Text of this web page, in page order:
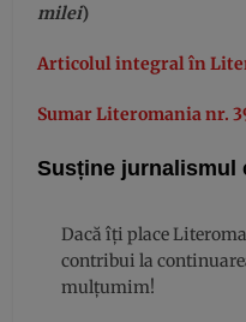
milei)
Articolul integral în
Sumar Literomania nr.
Susține jurnalismul
Dacă îți place
contribui la
mulțumim!